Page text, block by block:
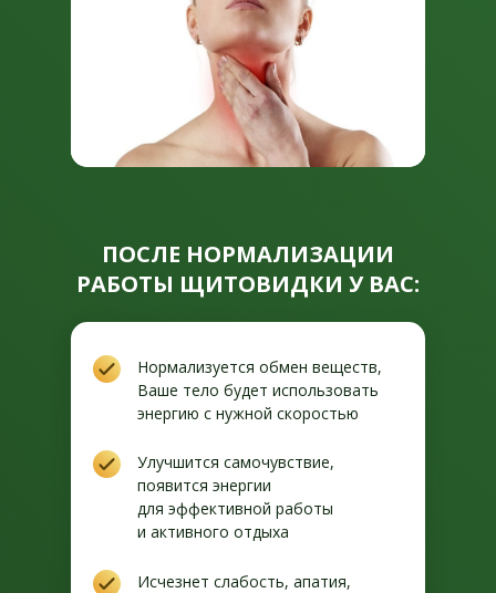
ПОСЛЕ НОРМАЛИЗАЦИИ
РАБОТЫ ЩИТОВИДКИ У ВАС:
Улучшится самочувствие,
появится энергии
для эффективной работы
и активного отдыха
Исчезнет слабость, апатия,
Нормализуется обмен веществ,
Ваше тело будет использовать
энергию с нужной скоростью